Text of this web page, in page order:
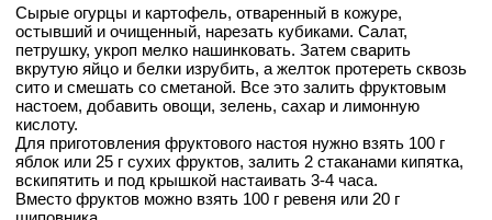
Сырые огурцы и картофель, отваренный в кожуре,
остывший и очищенный, нарезать кубиками. Салат,
петрушку, укроп мелко нашинковать. Затем сварить
вкрутую яйцо и белки изрубить, а желток протереть сквозь
сито и смешать со сметаной. Все это залить фруктовым
настоем, добавить овощи, зелень, сахар и лимонную
кислоту.
Для приготовления фруктового настоя нужно взять 100 г
яблок или 25 г сухих фруктов, залить 2 стаканами кипятка,
вскипятить и под крышкой настаивать 3-4 часа.
Вместо фруктов можно взять 100 г ревеня или 20 г